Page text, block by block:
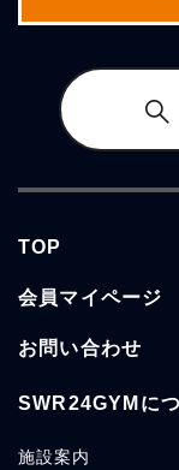
TOP
会員マイページ
お問い合わせ
SWR24GYMに
施設案内